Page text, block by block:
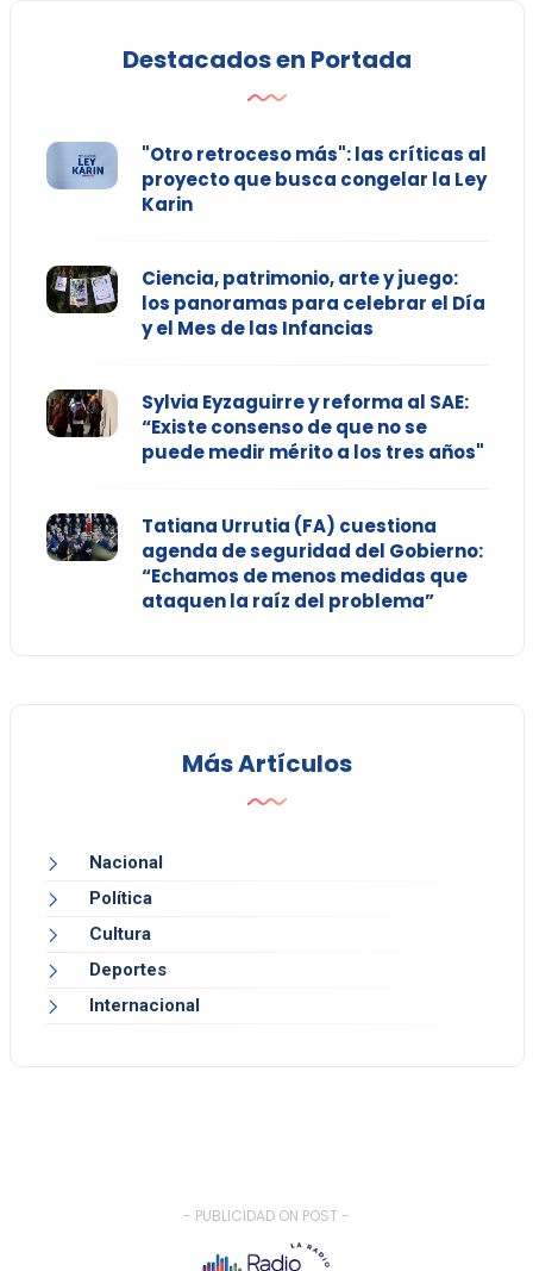
Destacados en Portada
"Otro retroceso más": las críticas al
proyecto que busca congelar la Ley
Karin
Ciencia, patrimonio, arte y juego:
los panoramas para celebrar el Día
y el Mes de las Infancias
Sylvia Eyzaguirre y reforma al SAE:
“Existe consenso de que no se
puede medir mérito a los tres años"
Tatiana Urrutia (FA) cuestiona
agenda de seguridad del Gobierno:
“Echamos de menos medidas que
ataquen la raíz del problema”
Más Artículos
Nacional
Política
Cultura
Deportes
Internacional
- PUBLICIDAD ON POST -